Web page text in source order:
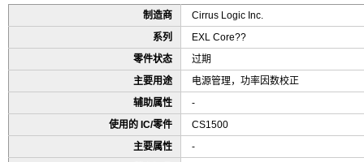
制造商
Cirrus Logic Inc.
系列
EXL Core??
零件状态
过期
主要用途
电源管理，功率因数校正
辅助属性
-
使用的 IC/零件
CS1500
主要属性
-